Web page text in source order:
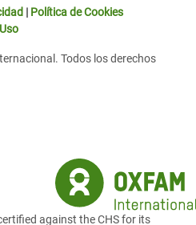
| Política de Cookies
Todos los derechos
against the CHS for its